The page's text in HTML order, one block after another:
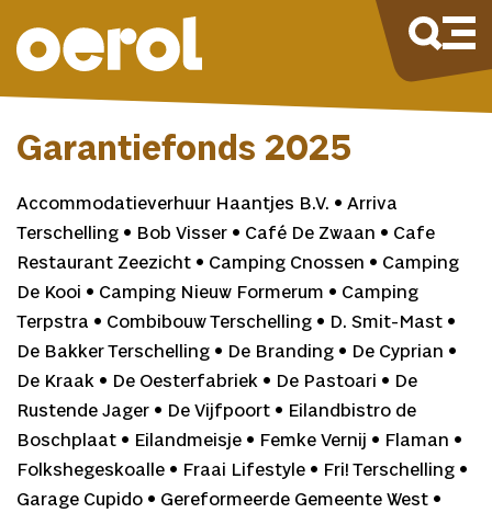
Garantiefonds 2025
Accommodatieverhuur Haantjes B.V. • Arriva
Terschelling • Bob Visser • Café De Zwaan • Cafe
Restaurant Zeezicht • Camping Cnossen • Camping
De Kooi • Camping Nieuw Formerum • Camping
Terpstra • Combibouw Terschelling • D. Smit-Mast •
De Bakker Terschelling • De Branding • De Cyprian •
De Kraak • De Oesterfabriek • De Pastoari • De
Rustende Jager • De Vijfpoort • Eilandbistro de
Boschplaat • Eilandmeisje • Femke Vernij • Flaman •
Folkshegeskoalle • Fraai Lifestyle • Fri! Terschelling •
Garage Cupido • Gereformeerde Gemeente West •